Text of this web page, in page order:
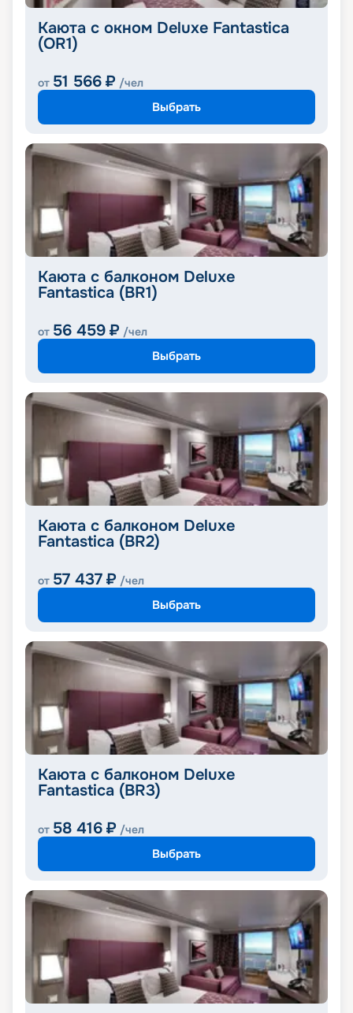
Каюта с окном Deluxe Fantastica
(OR1)
от 51 566 ₽ /чел
Выбрать
Каюта с балконом Deluxe
Fantastica (BR1)
от 56 459 ₽ /чел
Выбрать
Каюта с балконом Deluxe
Fantastica (BR2)
от 57 437 ₽ /чел
Выбрать
Каюта с балконом Deluxe
Fantastica (BR3)
от 58 416 ₽ /чел
Выбрать